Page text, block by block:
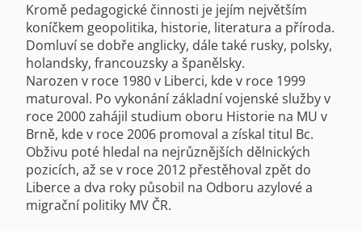
Kromě pedagogické činnosti je jejím největším
koníčkem geopolitika, historie, literatura a příroda.
Domluví se dobře anglicky, dále také rusky, polsky,
holandsky, francouzsky a španělsky.
Narozen v roce 1980 v Liberci, kde v roce 1999
maturoval. Po vykonání základní vojenské služby v
roce 2000 zahájil studium oboru Historie na MU v
Brně, kde v roce 2006 promoval a získal titul Bc.
Obživu poté hledal na nejrůznějších dělnických
pozicích, až se v roce 2012 přestěhoval zpět do
Liberce a dva roky působil na Odboru azylové a
migrační politiky MV ČR.